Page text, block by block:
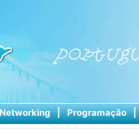
| Programação |